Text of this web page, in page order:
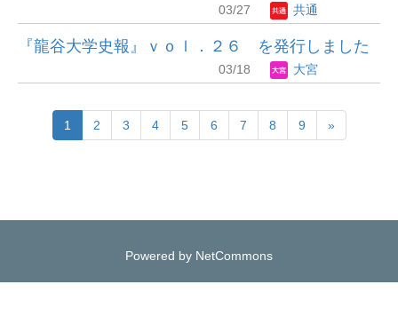
03/27 共通
『龍谷大学史報』ｖｏｌ．２６ を発行しました
03/18 大宮
1 2 3 4 5 6 7 8 9 »
Powered by NetCommons